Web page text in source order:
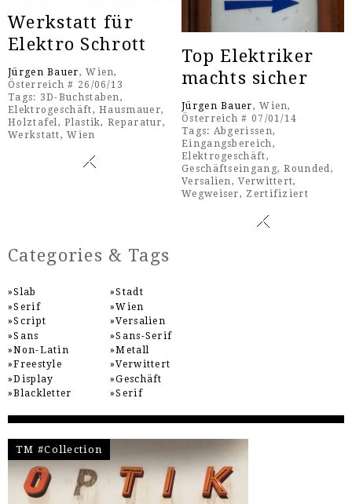
Top Elektriker
machts sicher
Jürgen Bauer, Wien,
Österreich # 07/01/14
Tags: Abgerissen,
Eingangsbereich,
Elektrogeschäft,
Geschäftseingang,Rounded,
Versalien,Verwittert,
Wegweiser, Zertifiziert
Werkstatt für
Elektro Schrott
Jürgen Bauer, Wien,
Österreich # 26/06/13
Tags: 3D-Buchstaben,
Elektrogeschäft,Hausmauer,
Holztafel,Plastik,Reparatur,
Werkstatt,Wien
Categories & Tags
Slab
Serif
Script
Sans
Non-Latin
Freestyle
Display
Blackletter
Stadt
Wien
Versalien
Sans-Serif
Metall
Verwittert
Geschäft
Serif
TM #Collection